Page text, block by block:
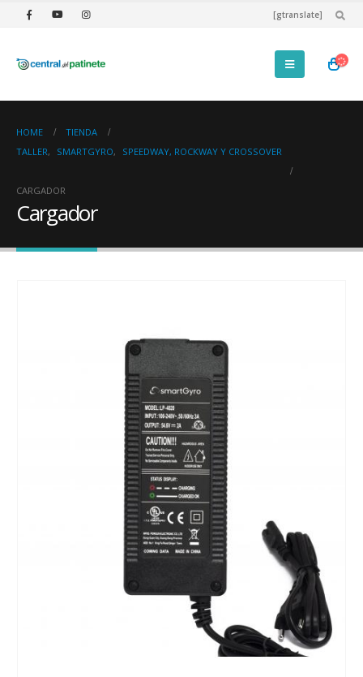
[gtranslate]
HOME
TIENDA
TALLER, SMARTGYRO, SPEEDWAY, ROCKWAY Y CROSSOVER
CARGADOR
Cargador